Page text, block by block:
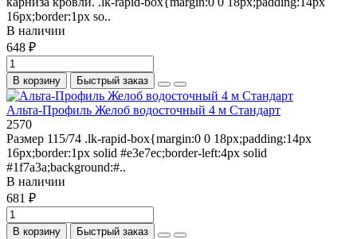
16px;border:1px so..
В наличии
648 ₽
В корзину Быстрый заказ
Альта-Профиль Желоб водосточный 4 м Стандарт
2570
Размер 115/74 .lk-rapid-box{margin:0 0 18px;padding:14px
16px;border:1px solid #e3e7ec;border-left:4px solid
#1f7a3a;background:#..
В наличии
681 ₽
В корзину Быстрый заказ